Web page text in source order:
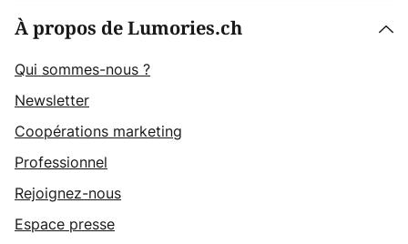
À propos de Lumories.ch
Qui sommes-nous ?
Newsletter
Coopérations marketing
Professionnel
Rejoignez-nous
Espace presse